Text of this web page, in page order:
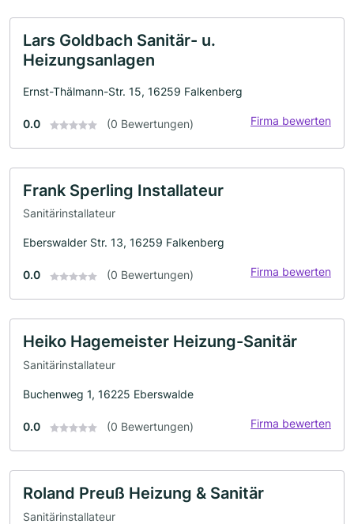
Lars Goldbach Sanitär- u.
Heizungsanlagen
Ernst-Thälmann-Str. 15, 16259 Falkenberg
0.0 (0 Bewertungen) Firma bewerten
Frank Sperling Installateur
Sanitärinstallateur
Eberswalder Str. 13, 16259 Falkenberg
0.0 (0 Bewertungen) Firma bewerten
Heiko Hagemeister Heizung-Sanitär
Sanitärinstallateur
Buchenweg 1, 16225 Eberswalde
0.0 (0 Bewertungen) Firma bewerten
Roland Preuß Heizung & Sanitär
Sanitärinstallateur